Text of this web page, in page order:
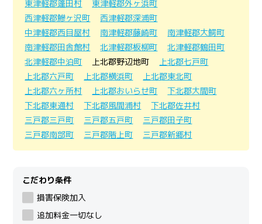
東津軽郡蓬田村
東津軽郡外ヶ浜町
西津軽郡鰺ヶ沢町
西津軽郡深浦町
中津軽郡西目屋村
南津軽郡藤崎町
南津軽郡大鰐町
南津軽郡田舎館村
北津軽郡板柳町
北津軽郡鶴田町
北津軽郡中泊町
上北郡野辺地町
上北郡七戸町
上北郡六戸町
上北郡横浜町
上北郡東北町
上北郡六ヶ所村
上北郡おいらせ町
下北郡大間町
下北郡東通村
下北郡風間浦村
下北郡佐井村
三戸郡三戸町
三戸郡五戸町
三戸郡田子町
三戸郡南部町
三戸郡階上町 三戸郡新郷村
こだわり条件
損害保険加入
追加料金一切なし